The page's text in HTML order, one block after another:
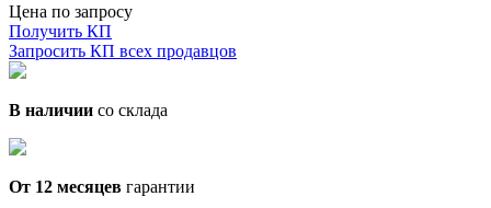
Цена по запросу
Получить КП
Запросить КП всех продавцов
В наличии со склада
От 12 месяцев гарантии